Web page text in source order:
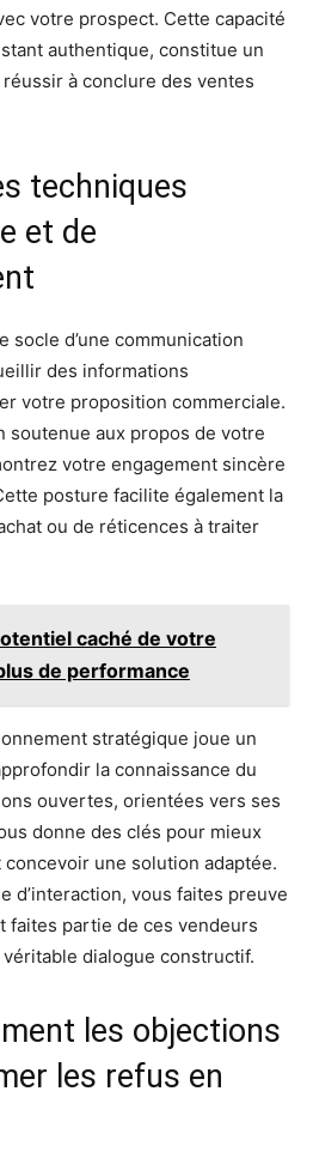
votre prospect. Cette capacité
authentique, constitue un
à conclure des ventes
techniques
et de
socle d’une communication
des informations
votre proposition commerciale.
soutenue aux propos de votre
votre engagement sincère
posture facilite également la
ou de réticences à traiter
caché de votre
de performance
stratégique joue un
la connaissance du
ouvertes, orientées vers ses
donne des clés pour mieux
une solution adaptée.
d’interaction, vous faites preuve
faites partie de ces vendeurs
véritable dialogue constructif.
les objections
les refus en